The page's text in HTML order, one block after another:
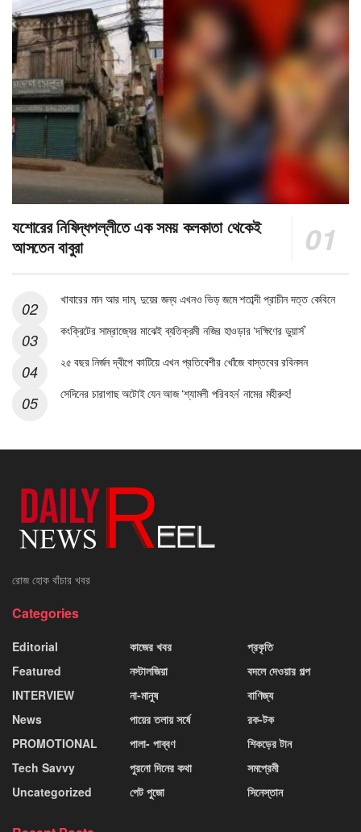
যশোরের নিষিদ্ধপল্লীতে এক সময় কলকাতা থেকেই
আসতেন বাবুরা
খাবারের মান আর দাম, দুয়ের জন্য এখনও ভিড় জমে শতাব্দী প্রাচীন দত্ত কেবিনে
কংক্রিটের সাম্রাজ্যের মাঝেই ব্যতিক্রমী নজির হাওড়ার ‘দক্ষিণের ডুয়ার্স’
২৫ বছর নির্জন দ্বীপে কাটিয়ে এখন প্রতিবেশীর খোঁজে বাস্তবের রবিনসন
সেদিনের চারাগাছ অটোই যেন আজ ‘শ্যামলী পরিবহন’ নামের মহীরুহ!
রোজ হোক বাঁচার খবর
Categories
Editorial
Featured
INTERVIEW
News
PROMOTIONAL
Tech Savvy
Uncategorized
কাজের খবর
নস্টালজিয়া
না-মানুষ
পায়ের তলায় সর্ষে
পালা- পাব্বণ
পুরনো দিনের কথা
পেট পুজো
প্রকৃতি
বদলে দেওয়ার গল্প
বাণিজ্য
রক-টক
শিকড়ের টান
সমপ্রেমী
সিনেস্তান